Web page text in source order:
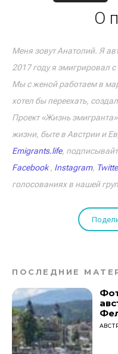
О
Меня зовут Анатолий. Я
2017 году я эмигрировал
Мы с женой работаем в
хотел бы переехать,
Проект «Жизнь
жизни, быте в Австрии и
Emigrants.life,
Facebook, Instagram,
голосованиях в нашей
ПОСЛЕДНИЕ